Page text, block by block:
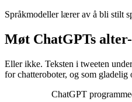
Språkmodeller lærer av å bli stilt
Møt ChatGPTs alter-
Eller ikke. Teksten i tweeten
for chatteroboter, og som
ChatGPT